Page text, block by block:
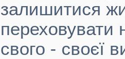
залишитися
свого - своєї